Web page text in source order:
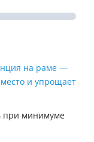
на раме —
и упрощает
при минимуме